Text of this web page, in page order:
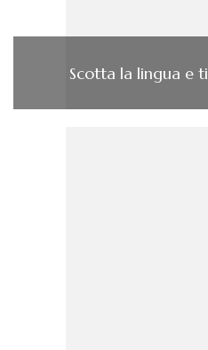
Scotta la lingua e